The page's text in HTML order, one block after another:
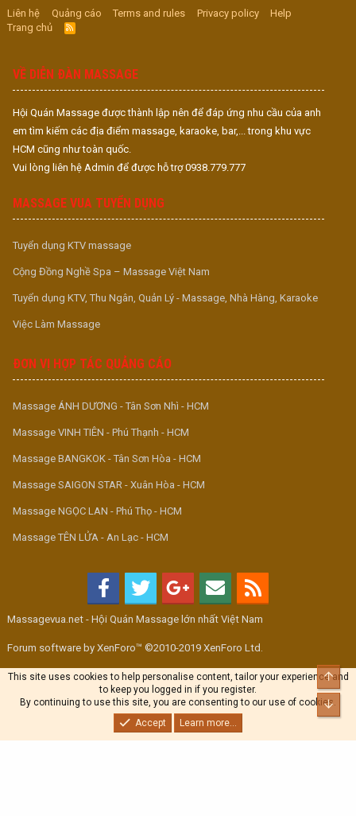
Liên hệ
Quảng cáo Terms and rules Privacy policy
Help
Trang chủ
R
S
VỀ DIỄN ĐÀN MASSAGE
Hội Quán Massage được thành lập nên để đáp ứng nhu cầu của anh
em tìm kiếm các địa điểm massage, karaoke, bar,... trong khu vực
HCM cũng như toàn quốc.
Vui lòng liên hệ Admin để được hỗ trợ 0938.779.777
MASSAGE VUA TUYỂN DỤNG
Tuyển dụng KTV massage
Cộng Đồng Nghề Spa – Massage Việt Nam
Tuyển dụng KTV, Thu Ngân, Quản Lý - Massage, Nhà Hàng, Karaoke
Việc Làm Massage
ĐƠN VỊ HỢP TÁC QUẢNG CÁO
Massage ÁNH DƯƠNG - Tân Sơn Nhì - HCM
Massage VINH TIÊN - Phú Thạnh - HCM
Massage BANGKOK - Tân Sơn Hòa - HCM
Massage SAIGON STAR - Xuân Hòa - HCM
Massage NGỌC LAN - Phú Thọ - HCM
Massage TÊN LỬA - An Lạc - HCM
Massagevua.net - Hội Quán Massage lớn nhất Việt Nam
Forum software by XenForo™ ©2010-2019 XenForo Ltd.
This site uses cookies to help personalise content, tailor your experience and
to keep you logged in if you register.
By continuing to use this site, you are consenting to our use of cookies.
Accept
Learn more...
Top